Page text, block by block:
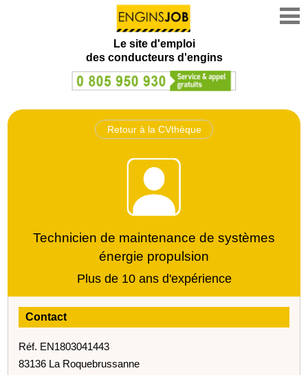
Le site d'emploi
des conducteurs d'engins
Retour à la CVthèque
Technicien de maintenance de systèmes
énergie propulsion
Plus de 10 ans d'expérience
Contact
Réf. EN1803041443
83136 La Roquebrussanne